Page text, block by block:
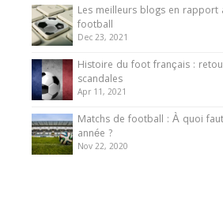
Les meilleurs blogs en rapport
football
Dec 23, 2021
Histoire du foot français :
scandales
Apr 11, 2021
Matchs de football : À quoi
année ?
Nov 22, 2020